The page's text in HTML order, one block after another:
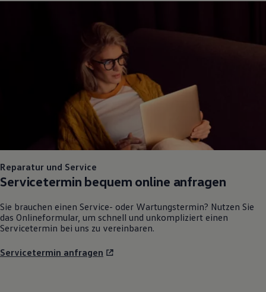
Reparatur und Service
Servicetermin bequem online anfragen
Sie brauchen einen Service- oder Wartungstermin? Nutzen Sie
das Onlineformular, um schnell und unkompliziert einen
Servicetermin bei uns zu vereinbaren.
Servicetermin anfragen